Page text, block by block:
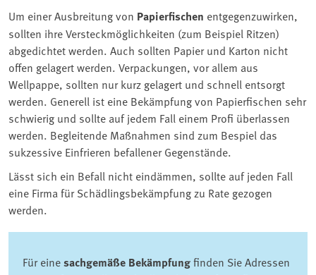
Um einer Ausbreitung von Papierfischen entgegenzuwirken,
sollten ihre Versteckmöglichkeiten (zum Beispiel Ritzen)
abgedichtet werden. Auch sollten Papier und Karton nicht
offen gelagert werden. Verpackungen, vor allem aus
Wellpappe, sollten nur kurz gelagert und schnell entsorgt
werden. Generell ist eine Bekämpfung von Papierfischen sehr
schwierig und sollte auf jedem Fall einem Profi überlassen
werden. Begleitende Maßnahmen sind zum Bespiel das
sukzessive Einfrieren befallener Gegenstände.
Lässt sich ein Befall nicht eindämmen, sollte auf jeden Fall
eine Firma für Schädlingsbekämpfung zu Rate gezogen
werden.
Für einesachgemäße Bekämpfungfinden Sie Adressen